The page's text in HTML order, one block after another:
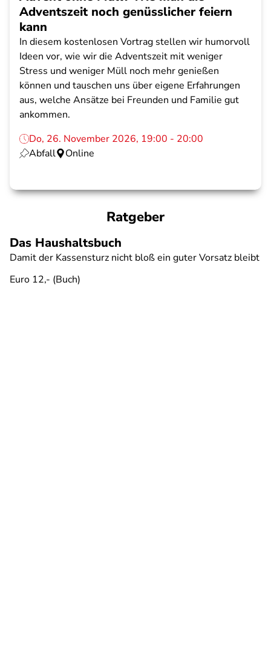
Adventszeit noch genüsslicher feiern
kann
In diesem kostenlosen Vortrag stellen wir humorvoll
Ideen vor, wie wir die Adventszeit mit weniger
Stress und weniger Müll noch mehr genießen
können und tauschen uns über eigene Erfahrungen
aus, welche Ansätze bei Freunden und Familie gut
ankommen.
Do, 26. November 2026, 19:00 - 20:00
Abfall
Online
Ratgeber
Das Haushaltsbuch
Damit der Kassensturz nicht bloß ein guter Vorsatz bleibt
Euro 12,- (Buch)